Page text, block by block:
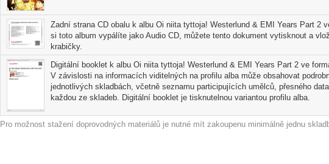
Zadní strana CD obalu k albu Oi niita tyttoja! Westerlund & EMI Years Part 2
si toto album vypálíte jako Audio CD, můžete tento dokument vytisknout a
krabičky.
Digitální booklet k albu Oi niita tyttoja! Westerlund & EMI Years Part 2 ve
V závislosti na informacích viditelných na profilu alba může obsahovat
jednotlivých skladbách, včetně seznamu participujících umělců, přesného
každou ze skladeb. Digitální booklet je tisknutelnou variantou profilu alba.
Pro možnost stažení doprovodných materiálů je nutné mít zakoupenu minimálně jednu